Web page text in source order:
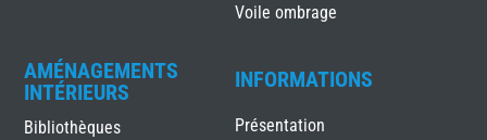
Voile ombrage
AMÉNAGEMENTS
INTÉRIEURS
Bibliothèques
INFORMATIONS
Présentation